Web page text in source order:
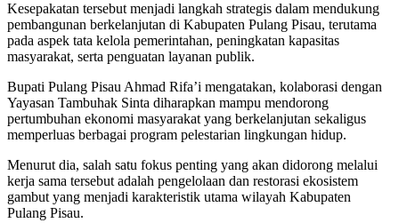
Kesepakatan tersebut menjadi langkah strategis dalam mendukung
pembangunan berkelanjutan di Kabupaten Pulang Pisau, terutama
pada aspek tata kelola pemerintahan, peningkatan kapasitas
masyarakat, serta penguatan layanan publik.
Bupati Pulang Pisau Ahmad Rifa’i mengatakan, kolaborasi dengan
Yayasan Tambuhak Sinta diharapkan mampu mendorong
pertumbuhan ekonomi masyarakat yang berkelanjutan sekaligus
memperluas berbagai program pelestarian lingkungan hidup.
Menurut dia, salah satu fokus penting yang akan didorong melalui
kerja sama tersebut adalah pengelolaan dan restorasi ekosistem
gambut yang menjadi karakteristik utama wilayah Kabupaten
Pulang Pisau.